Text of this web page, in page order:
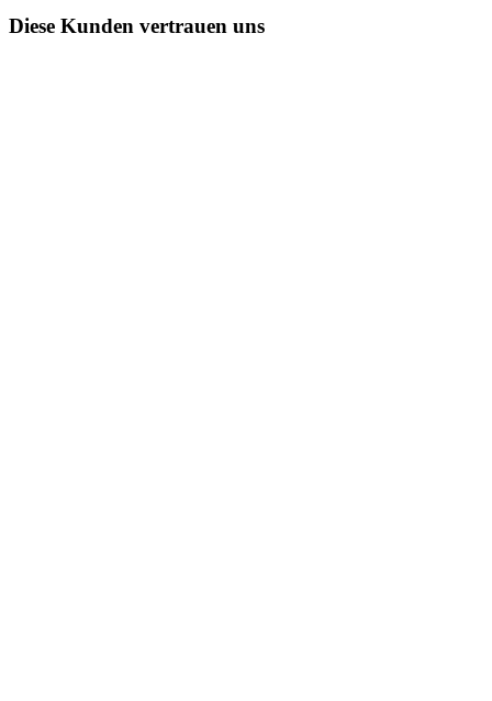
Diese Kunden vertrauen uns